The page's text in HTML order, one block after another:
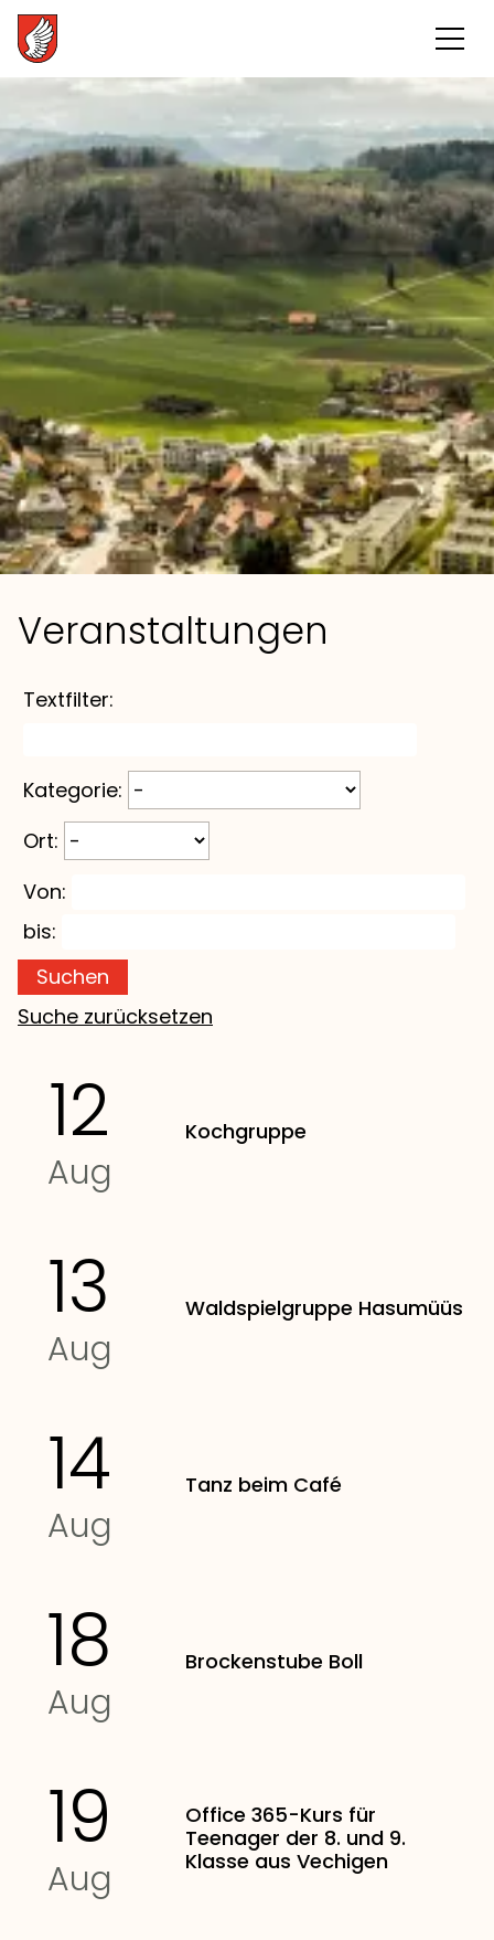
Veranstaltungen
Textfilter:
Kategorie:
Ort:
Von:
bis:
Suchen
Suche zurücksetzen
12
Aug
Kochgruppe
13
Aug
Waldspielgruppe Hasumüüs
14
Aug
Tanz beim Café
18
Aug
Brockenstube Boll
19
Aug
Office 365-Kurs für
Teenager der 8. und 9.
Klasse aus Vechigen